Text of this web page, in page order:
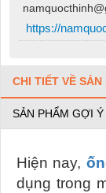
https://
CHI TIẾT VỀ SẢN
SẢN PHẨM GỢI Ý
Hiện nay,
dụng trong